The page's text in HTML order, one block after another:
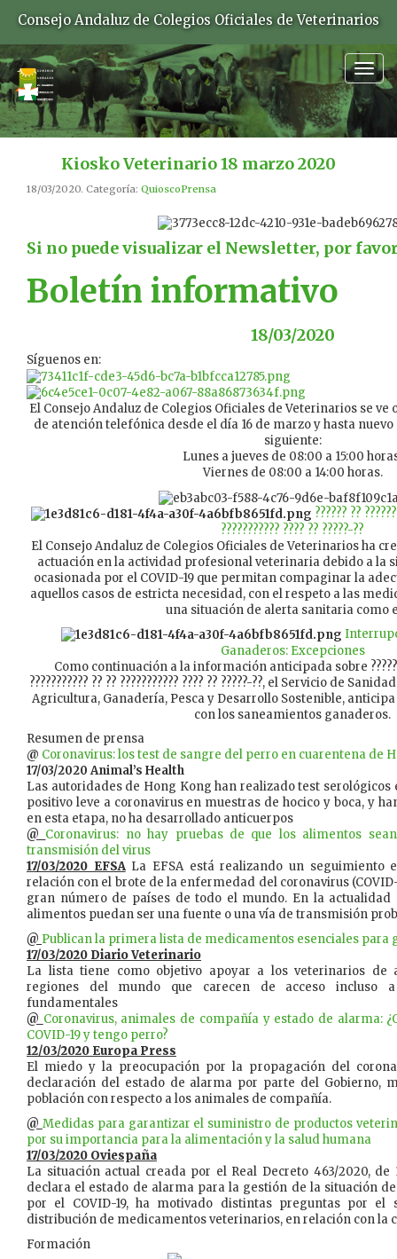
Consejo Andaluz de Colegios Oficiales de Veterinarios
Kiosko Veterinario 18 marzo 2020
18/03/2020. Categoría: QuioscoPrensa
Si no puede visualizar el Newsletter, por
Boletín informativo
18/03/2020
Síguenos en:
El Consejo Andaluz de Colegios Oficiales de Veterinarios se
de atención telefónica desde el día 16 de marzo y hasta
siguiente:
Lunes a jueves de 08:00 a 15:00
Viernes de 08:00 a 14:00 horas.
?????? ??
??????????? ???? ?? ?????-??
El Consejo Andaluz de Colegios Oficiales de Veterinarios ha
actuación en la actividad profesional veterinaria debido a la
ocasionada por el COVID-19 que permitan compaginar la
aquellos casos de estricta necesidad, con el respeto a las
una situación de alerta sanitaria como
Ganaderos: Excepciones
Como continuación a la información anticipada sobre
??????????? ?? ?? ??????????? ???? ?? ?????-??, el Servicio de
Agricultura, Ganadería, Pesca y Desarrollo Sostenible,
con los saneamientos ganaderos.
Resumen de prensa
@ Coronavirus: los test de sangre del perro en cuarentena de
17/03/2020 Animal’s Health
Las autoridades de Hong Kong han realizado test
positivo leve a coronavirus en muestras de hocico y boca, y
en esta etapa, no ha desarrollado anticuerpos
@ Coronavirus: no hay pruebas de que los alimentos
transmisión del virus
17/03/2020 EFSALa EFSA está realizando un seguimiento
relación con el brote de la enfermedad del coronavirus
gran número de países de todo el mundo. En la actualidad
alimentos puedan ser una fuente o una vía de transmisión
@ Publican la primera lista de medicamentos esenciales para
17/03/2020 Diario Veterinario
La lista tiene como objetivo apoyar a los veterinarios de
regiones del mundo que carecen de acceso incluso
fundamentales
@ Coronavirus, animales de compañía y estado de alarma:
COVID-19 y tengo perro?
12/03/2020 Europa Press
El miedo y la preocupación por la propagación del
declaración del estado de alarma por parte del Gobierno,
población con respecto a los animales de compañía.
@ Medidas para garantizar el suministro de productos
por su importancia para la alimentación y la salud humana
17/03/2020 Oviespaña
La situación actual creada por el Real Decreto 463/2020,
declara el estado de alarma para la gestión de la situación
por el COVID-19, ha motivado distintas preguntas por
distribución de medicamentos veterinarios, en relación con la
Formación